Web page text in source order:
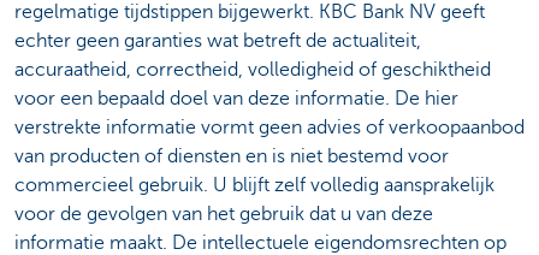
regelmatige tijdstippen bijgewerkt. KBC Bank NV geeft
echter geen garanties wat betreft de actualiteit,
accuraatheid, correctheid, volledigheid of geschiktheid
voor een bepaald doel van deze informatie. De hier
verstrekte informatie vormt geen advies of verkoopaanbod
van producten of diensten en is niet bestemd voor
commercieel gebruik. U blijft zelf volledig aansprakelijk
voor de gevolgen van het gebruik dat u van deze
informatie maakt. De intellectuele eigendomsrechten op